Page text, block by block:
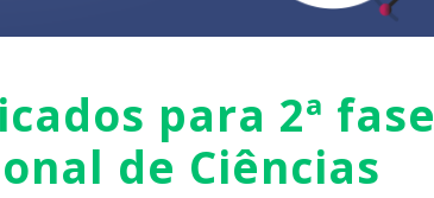
para 2ª fase
de Ciências